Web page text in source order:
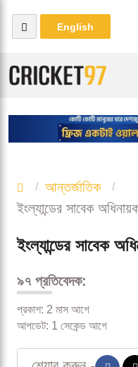
English
আন্তর্জাতিক
ইংল্যান্ডের সাবেক
ইংল্যান্ডের সাবেক
৯৭ প্রতিবেদক:
প্রকাশ: 2 মাস আগে
আপডেট: 1 সেকেন্ড আগে